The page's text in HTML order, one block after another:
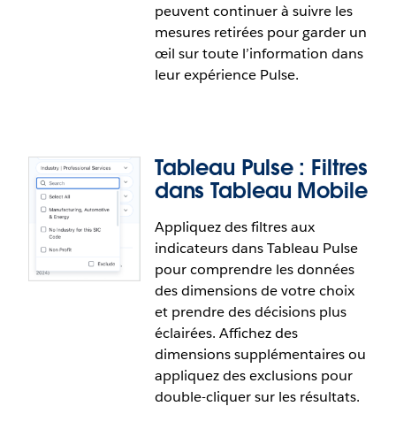
peuvent continuer à suivre les
mesures retirées pour garder un
œil sur toute l’information dans
leur expérience Pulse.
Tableau Pulse : Retirez des
indicateurs du résumé de
renseignements exploitables
Mettez en évidence les indicateurs les plus
importants dans les résumés de renseignements
exploitables et retirez les indicateurs moins
importants pour qu’ils ne s’affichent pas. Les
Tableau Pulse : Filtres
dans Tableau Mobile
Appliquez des filtres aux
indicateurs dans Tableau Pulse
pour comprendre les données
des dimensions de votre choix
et prendre des décisions plus
éclairées. Affichez des
dimensions supplémentaires ou
appliquez des exclusions pour
double-cliquer sur les résultats.